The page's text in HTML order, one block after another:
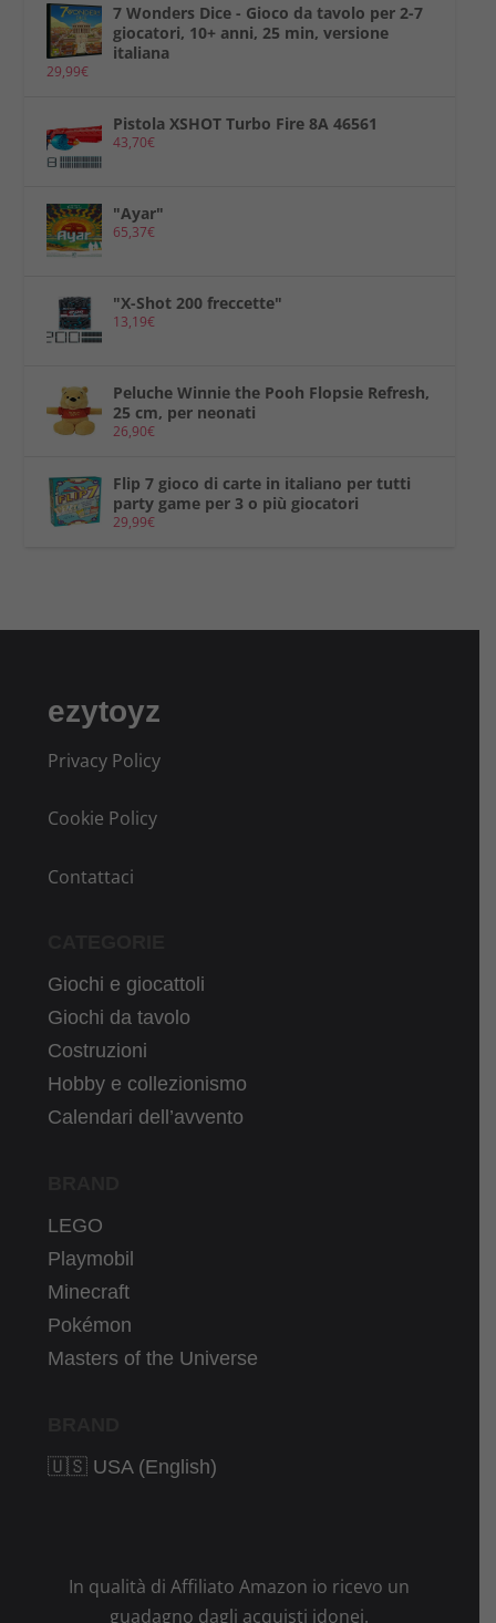
7 Wonders Dice - Gioco da tavolo per 2-7
giocatori, 10+ anni, 25 min, versione
italiana
29,99€
Pistola XSHOT Turbo Fire 8A 46561
43,70€
"Ayar"
65,37€
"X-Shot 200 freccette"
13,19€
Peluche Winnie the Pooh Flopsie Refresh,
25 cm, per neonati
26,90€
Flip 7 gioco di carte in italiano per tutti
party game per 3 o più giocatori
29,99€
ezytoyz
Privacy Policy
Cookie Policy
Contattaci
Giochi e giocattoli
Giochi da tavolo
Costruzioni
Hobby e collezionismo
Calendari dell’avvento
LEGO
Playmobil
Minecraft
Pokémon
Masters of the Universe
🇺🇸 USA (English)
In qualità di Affiliato Amazon io ricevo un
guadagno dagli acquisti idonei.